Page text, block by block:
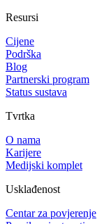
Resursi
Cijene
Podrška
Blog
Partnerski program
Status sustava
Tvrtka
O nama
Karijere
Medijski komplet
Usklađenost
Centar za povjerenje